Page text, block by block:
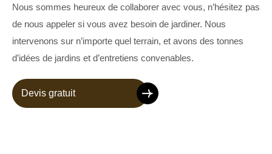
Nous sommes heureux de collaborer avec vous, n’hésitez pas
de nous appeler si vous avez besoin de jardiner. Nous
intervenons sur n’importe quel terrain, et avons des tonnes
d’idées de jardins et d’entretiens convenables.
Devis gratuit